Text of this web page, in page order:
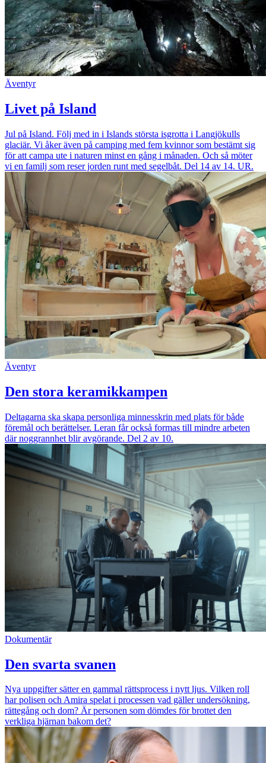
Äventyr
Livet på Island
Jul på Island. Följ med in i Islands största isgrotta i Langjökulls
glaciär. Vi åker även på camping med fem kvinnor som bestämt sig
för att campa ute i naturen minst en gång i månaden. Och så möter
vi en familj som reser jorden runt med segelbåt. Del 14 av 14. UR.
Äventyr
Den stora keramikkampen
Deltagarna ska skapa personliga minnesskrin med plats för både
föremål och berättelser. Leran får också formas till mindre arbeten
där noggrannhet blir avgörande. Del 2 av 10.
Dokumentär
Den svarta svanen
Nya uppgifter sätter en gammal rättsprocess i nytt ljus. Vilken roll
har polisen och Amira spelat i processen vad gäller undersökning,
rättegång och dom? Är personen som dömdes för brottet den
verkliga hjärnan bakom det?